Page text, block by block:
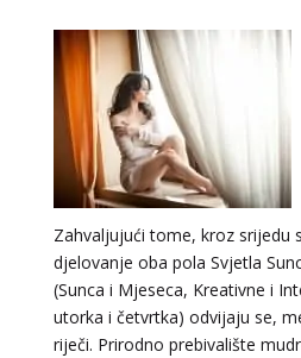
Zahvaljujući tome, kroz srijedu
djelovanje oba pola Svjetla
(Sunca i Mjeseca, Kreativne i
utorka i četvrtka) odvijaju se,
riječi. Prirodno prebivalište